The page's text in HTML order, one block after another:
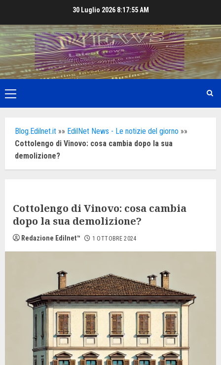
content
30 Luglio 2026 8:17:57 AM
Primary
Menu
Blog.Edilnet.it »» EdilNet News - Le notizie del giorno »»
Cottolengo di Vinovo: cosa cambia dopo la sua
demolizione?
Cottolengo di Vinovo: cosa cambia
dopo la sua demolizione?
Redazione Edilnet™ 1 OTTOBRE 2024